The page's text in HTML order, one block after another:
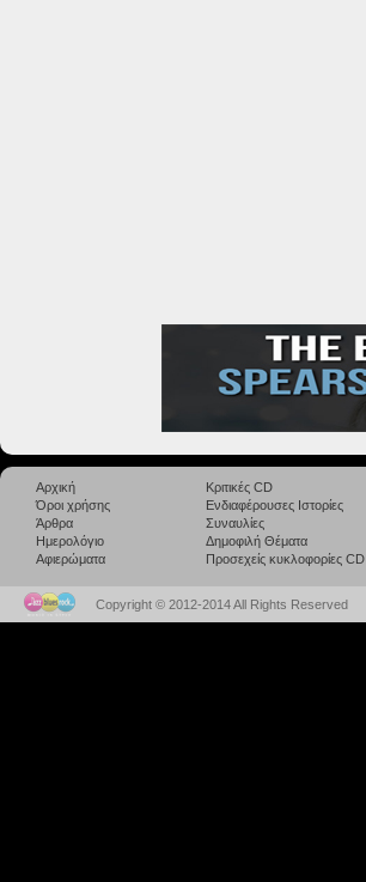
Αρχική
Όροι χρήσης
Άρθρα
Ημερολόγιο
Αφιερώματα
Κριτικές CD
Ενδιαφέρουσες Ιστορίες
Συναυλίες
Δημοφιλή Θέματα
Προσεχείς κυκλοφορίες CD
Copyright © 2012-2014 All Rights Reserved